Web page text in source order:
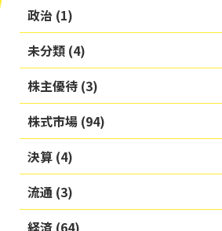
政治 (1)
未分類 (4)
株主優待 (3)
株式市場 (94)
決算 (4)
流通 (3)